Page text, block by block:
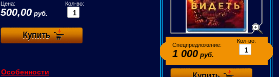
Цена:
500,00 руб.
Кол-во:
Особенности
Спецпредложение:
1 000 руб.
Кол-во: